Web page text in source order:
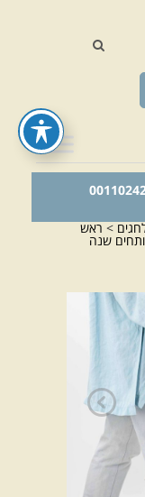
>ראש
שנה